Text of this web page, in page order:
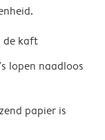
de kaft
lopen naadloos
papier is